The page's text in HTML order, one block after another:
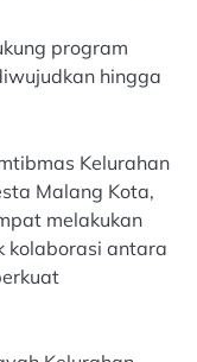
program
hingga
Kelurahan
Malang Kota,
melakukan
kolaborasi antara